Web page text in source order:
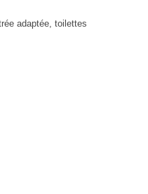
adaptée, toilettes